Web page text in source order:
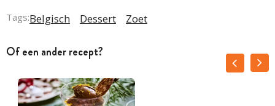
Tags:Belgisch Dessert Zoet
Of een ander recept?